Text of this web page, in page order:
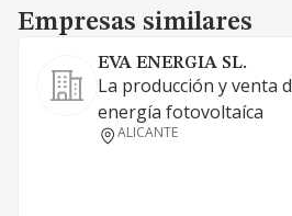
Empresas similares
Empresas similares
EVA ENERGIA SL.
La producción y venta
energía fotovoltaíca
ALICANTE